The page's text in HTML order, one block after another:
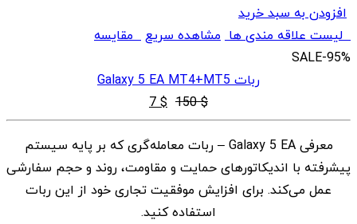
افزودن به سبد خرید
لیست علاقه مندی ها مشاهده سریعمقایسه
SALE-95%
ربات Galaxy 5 EA MT4+MT5
$
150
قیمت
اصلی
$ 150
بود.
$
7 قیمت
فعلی
$ 7
است.
معرفی Galaxy 5 EA – ربات معامله‌گری که بر پایه سیستم
پیشرفته با اندیکاتورهای حمایت و مقاومت، روند و حجم سفارشی
عمل می‌کند. برای افزایش موفقیت تجاری خود از این ربات
استفاده کنید.